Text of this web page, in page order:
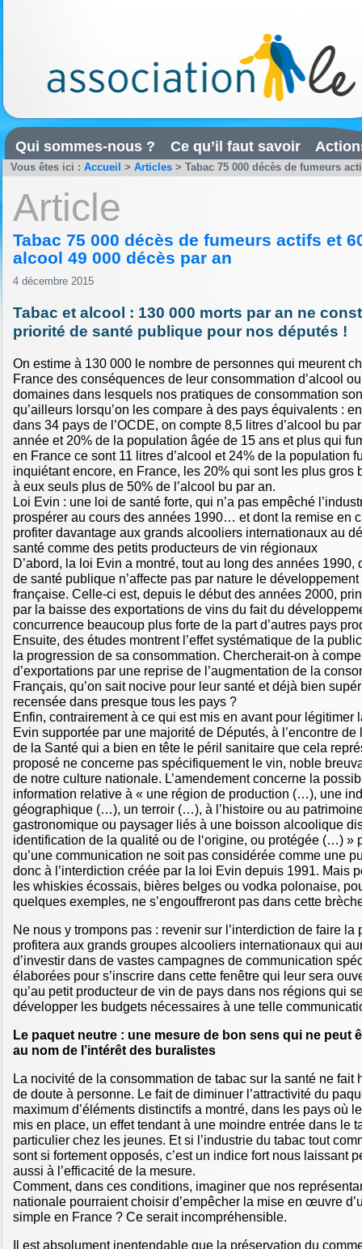
Qui sommes-nous ? Ce qu’il faut savoir
Vous êtes ici : Accueil > Articles > Tabac 75 000 décès de fumeurs
Article
Tabac 75 000 décès de fumeurs actifs et
alcool 49 000 décès par an
4 décembre 2015
Tabac et alcool : 130 000 morts par an ne
priorité de santé publique pour nos députés !
On estime à 130 000 le nombre de personnes qui meurent
France des conséquences de leur consommation d’alcool
domaines dans lesquels nos pratiques de consommation
qu’ailleurs lorsqu’on les compare à des pays équivalents :
dans 34 pays de l’OCDE, on compte 8,5 litres d’alcool bu
année et 20% de la population âgée de 15 ans et plus qui
en France ce sont 11 litres d’alcool et 24% de la population
inquiétant encore, en France, les 20% qui sont les plus gros
à eux seuls plus de 50% de l’alcool bu par an.
Loi Evin : une loi de santé forte, qui n’a pas empêché
prospérer au cours des années 1990… et dont la remise en
profiter davantage aux grands alcooliers internationaux au
santé comme des petits producteurs de vin régionaux
D’abord, la loi Evin a montré, tout au long des années 1990,
de santé publique n’affecte pas par nature le
française. Celle-ci est, depuis le début des années 2000,
par la baisse des exportations de vins du fait du
concurrence beaucoup plus forte de la part d’autres pays
Ensuite, des études montrent l’effet systématique de la
la progression de sa consommation. Chercherait-on à
d’exportations par une reprise de l’augmentation de la
Français, qu’on sait nocive pour leur santé et déjà bien
recensée dans presque tous les pays ?
Enfin, contrairement à ce qui est mis en avant pour légitimer
Evin supportée par une majorité de Députés, à l’encontre de
de la Santé qui a bien en tête le péril sanitaire que cela
proposé ne concerne pas spécifiquement le vin, noble
de notre culture nationale. L’amendement concerne la
information relative à « une région de production (…), une
géographique (…), un terroir (…), à l’histoire ou au
gastronomique ou paysager liés à une boisson alcoolique
identification de la qualité ou de l‘origine, ou protégée (…) »
qu’une communication ne soit pas considérée comme une
donc à l’interdiction créée par la loi Evin depuis 1991. Mais
les whiskies écossais, bières belges ou vodka polonaise,
quelques exemples, ne s’engouffreront pas dans cette
Ne nous y trompons pas : revenir sur l’interdiction de faire la
profitera aux grands groupes alcooliers internationaux qui
d’investir dans de vastes campagnes de communication
élaborées pour s’inscrire dans cette fenêtre qui leur sera
qu’au petit producteur de vin de pays dans nos régions qui
développer les budgets nécessaires à une telle
Le paquet neutre : une mesure de bon sens qui ne peut
au nom de l’intérêt des buralistes
La nocivité de la consommation de tabac sur la santé ne fait
de doute à personne. Le fait de diminuer l’attractivité du
maximum d’éléments distinctifs a montré, dans les pays où
mis en place, un effet tendant à une moindre entrée dans le
particulier chez les jeunes. Et si l’industrie du tabac tout
sont si fortement opposés, c’est un indice fort nous laissant
aussi à l’efficacité de la mesure.
Comment, dans ces conditions, imaginer que nos
nationale pourraient choisir d’empêcher la mise en œuvre
simple en France ? Ce serait incompréhensible.
Il est absolument inentendable que la préservation du